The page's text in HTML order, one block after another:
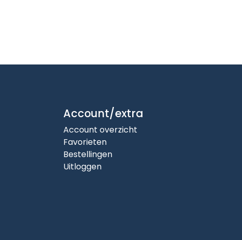
Account/extra
Account overzicht
Favorieten
Bestellingen
Uitloggen